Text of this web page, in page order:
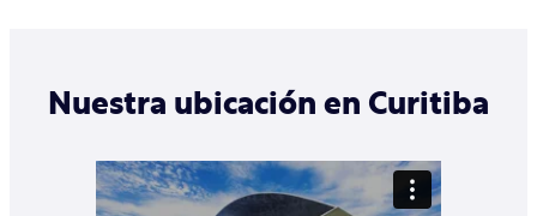
Nuestra ubicación en Curitiba